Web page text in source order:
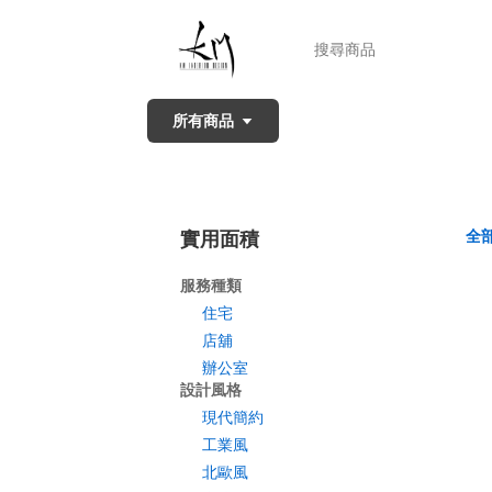
所有商品
實用面積
服務種類
住宅
店舖
辦公室
設計風格
現代簡約
工業風
北歐風
全